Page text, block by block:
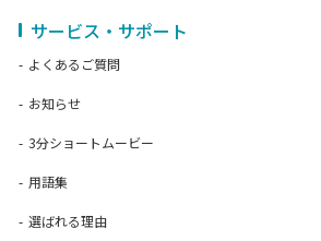
サービス・サポート
よくあるご質問
お知らせ
3分ショートムービー
用語集
選ばれる理由